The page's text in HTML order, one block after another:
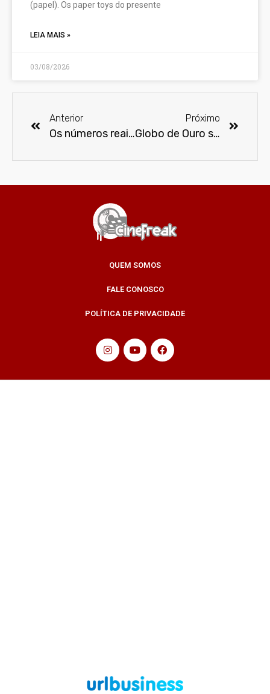
(papel). Os paper toys do presente
LEIA MAIS »
03/08/2026
Anterior
Os números reais do Snyder Cut na HBO Max são enormes
Próximo
Globo de Ouro sofre represálias por causa de escândalo de racismo e corrupção
QUEM SOMOS
FALE CONOSCO
POLÍTICA DE PRIVACIDADE